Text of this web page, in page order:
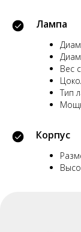
Лампа
Вес
Тип
Корпус